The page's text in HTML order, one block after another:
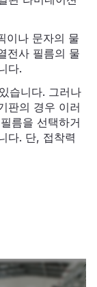
이나 문자의 물
전사 필름의 물
다.
습니다. 그러나
판의 경우 이러
름을 선택하거
다. 단, 접착력